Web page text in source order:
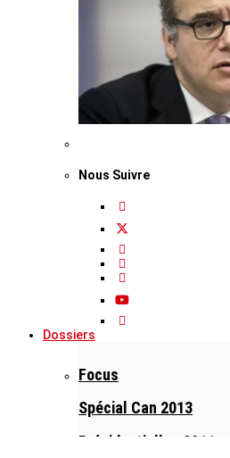
Nous Suivre
Dossiers
Focus
Spécial Can 2013
Présidentielles 2011